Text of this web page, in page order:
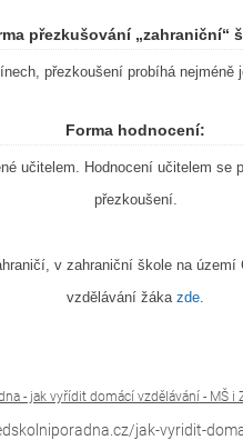
přezkušování „zahraniční“
přezkoušení probíhá nejméně
Forma hodnocení:
učitelem. Hodnocení učitelem
přezkoušení.
v zahraniční škole na
vzdělávání žáka zde.
- jak vyřídit domácí vzdělávání - MŠ i
jak-vyridit-